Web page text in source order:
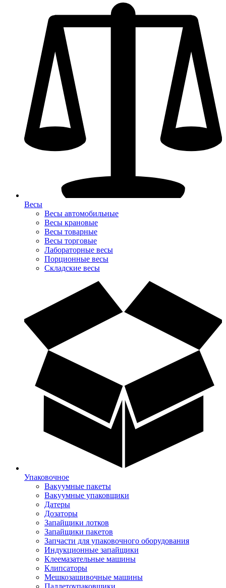
Весы
Весы автомобильные
Весы крановые
Весы товарные
Весы торговые
Лабораторные весы
Порционные весы
Складские весы
Упаковочное
Вакуумные пакеты
Вакуумные упаковщики
Датеры
Дозаторы
Запайщики лотков
Запайщики пакетов
Запчасти для упаковочного оборудования
Индукционные запайщики
Клеемазательные машины
Клипсаторы
Мешкозашивочные машины
Паллетоупаковщики